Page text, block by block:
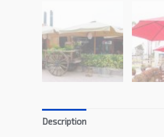
Description